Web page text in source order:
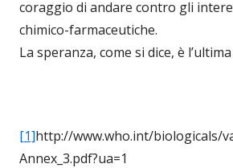
coraggio di andare contro gli
chimico-farmaceutiche.
La speranza, come si dice, è
[1]http://www.who.int/biologicals/
Annex_3.pdf?ua=1